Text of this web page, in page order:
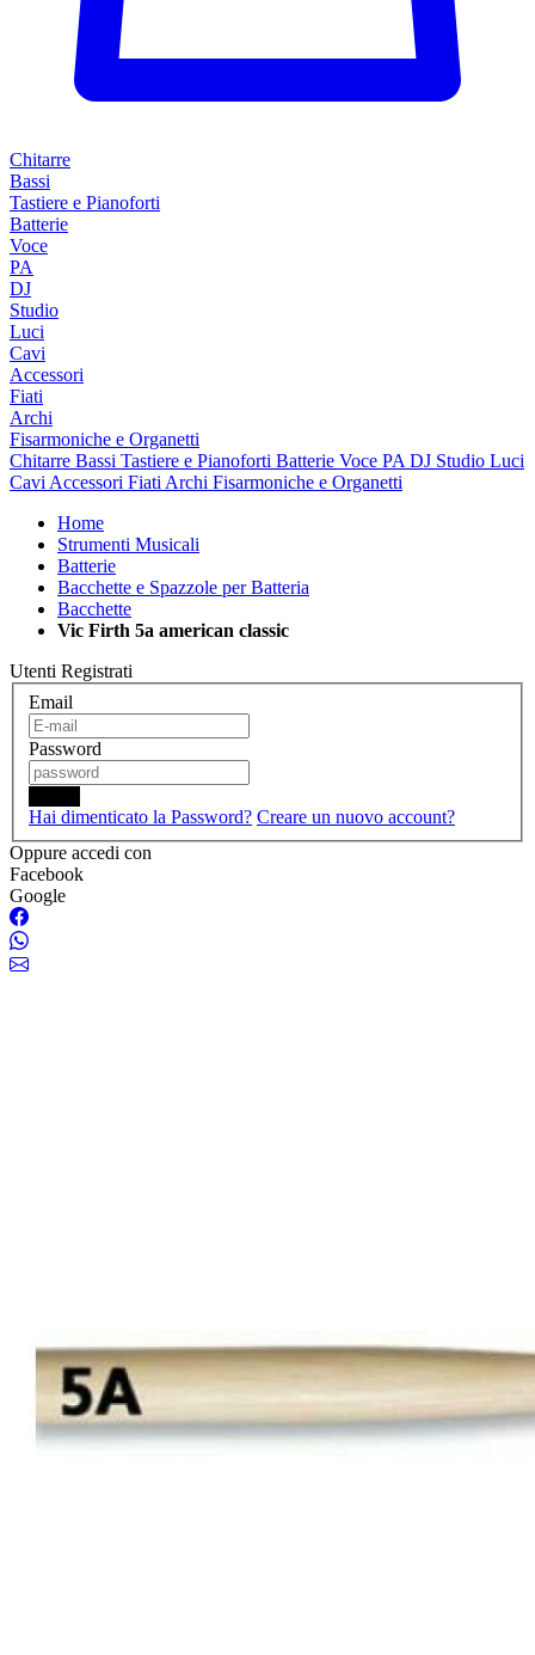
Chitarre
Bassi
Tastiere e Pianoforti
Batterie
Voce
PA
DJ
Studio
Luci
Cavi
Accessori
Fiati
Archi
Fisarmoniche e Organetti
Chitarre Bassi Tastiere e Pianoforti Batterie Voce PA DJ Studio Luci
Cavi Accessori Fiati Archi Fisarmoniche e Organetti
Home
Strumenti Musicali
Batterie
Bacchette e Spazzole per Batteria
Bacchette
Vic Firth 5a american classic
Utenti Registrati
Email
Password
Hai dimenticato la Password? Creare un nuovo account?
Oppure accedi con
Facebook
Google